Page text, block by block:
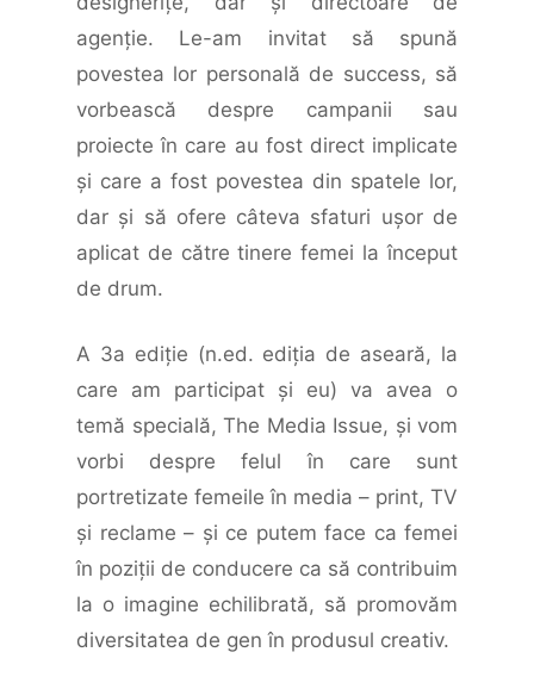
agenţie. Le-am invitat să spună
povestea lor personală de success, să
vorbească despre campanii sau
proiecte în care au fost direct implicate
şi care a fost povestea din spatele lor,
dar şi să ofere câteva sfaturi uşor de
aplicat de către tinere femei la început
de drum.
A 3a ediţie (n.ed. ediția de aseară, la
care am participat și eu) va avea o
temă specială, The Media Issue, şi vom
vorbi despre felul în care sunt
portretizate femeile în media – print, TV
şi reclame – şi ce putem face ca femei
în poziţii de conducere ca să contribuim
la o imagine echilibrată, să promovăm
diversitatea de gen în produsul creativ.